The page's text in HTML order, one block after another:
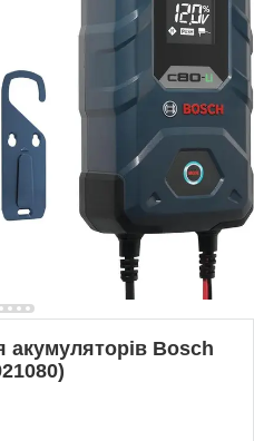
акумуляторів Bosch